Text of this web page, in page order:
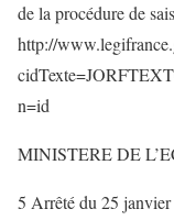
de la procédure de
http://
n=id
MINISTERE DE
5 Arrêté du 25